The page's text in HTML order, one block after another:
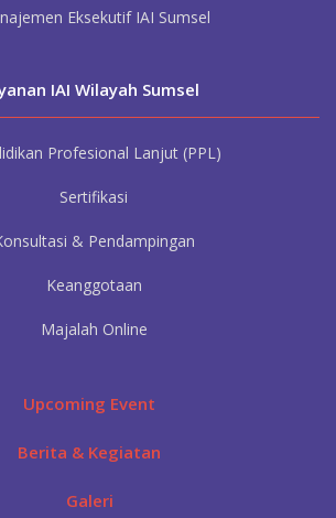
Eksekutif IAI Sumsel
IAI Wilayah Sumsel
Profesional Lanjut (PPL)
Sertifikasi
& Pendampingan
Keanggotaan
Majalah Online
Upcoming Event
Berita & Kegiatan
Galeri